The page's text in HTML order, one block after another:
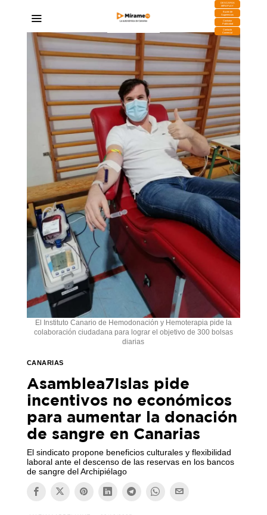
DESCARGA
MIRAPLAY
Buzón de
Sugerencias
Contratar
Publicidad
Contacto
Comercial
El Instituto Canario de Hemodonación y Hemoterapia pide la
colaboración ciudadana para lograr el objetivo de 300 bolsas
diarias
CANARIAS
Asamblea7Islas pide
incentivos no económicos
para aumentar la donación
de sangre en Canarias
El sindicato propone beneficios culturales y flexibilidad
laboral ante el descenso de las reservas en los bancos
de sangre del Archipiélago